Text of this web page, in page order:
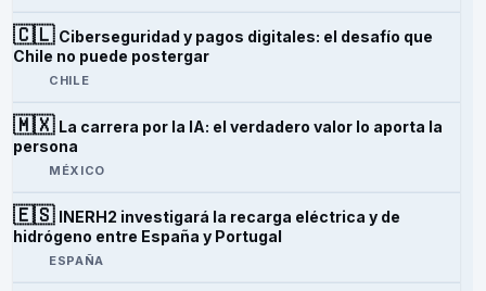
🇨🇱 Ciberseguridad y pagos digitales: el desafío que
Chile no puede postergar
CHILE
🇲🇽 La carrera por la IA: el verdadero valor lo aporta la
persona
MÉXICO
🇪🇸 INERH2 investigará la recarga eléctrica y de
hidrógeno entre España y Portugal
ESPAÑA